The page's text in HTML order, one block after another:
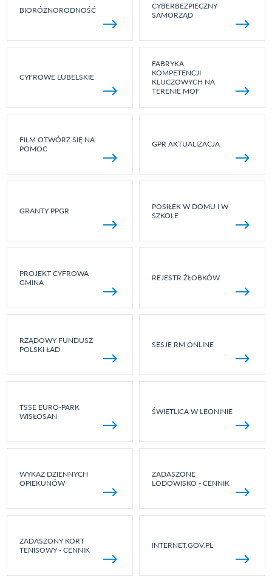
BIORÓŻNORODNOŚĆ
CYBERBEZPIECZNY
SAMORZĄD
CYFROWE LUBELSKIE
FABRYKA
KOMPETENCJI
KLUCZOWYCH NA
TERENIE MOF
FILM OTWÓRZ SIĘ NA
POMOC
GPR AKTUALIZACJA
GRANTY PPGR
POSIŁEK W DOMU I W
SZKOLE
PROJEKT CYFROWA
GMINA
REJESTR ŻŁOBKÓW
RZĄDOWY FUNDUSZ
POLSKI ŁAD
SESJE RM ONLINE
TSSE EURO-PARK
WISŁOSAN
ŚWIETLICA W LEONINIE
WYKAZ DZIENNYCH
OPIEKUNÓW
ZADASZONE
LODOWISKO - CENNIK
ZADASZONY KORT
TENISOWY - CENNIK
INTERNET.GOV.PL